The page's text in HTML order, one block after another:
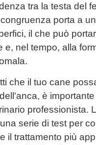
tra la testa del
porta a
il che può
e, nel tempo, alla
che il tuo cane
è
professionista.
serie di test per
il trattamento più